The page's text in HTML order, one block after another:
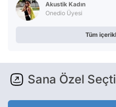
Akustik Kadın
Onedio Üyesi
Tüm
Sana Özel